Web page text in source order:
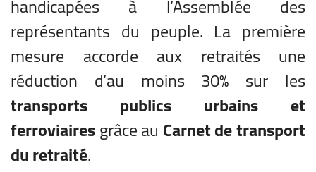
handicapées à l’Assemblée des
représentants du peuple. La première
mesure accorde aux retraités une
réduction d’au moins 30% sur les
transports publics urbains et
ferroviairesgrâce au Carnet de transport
du retraité.